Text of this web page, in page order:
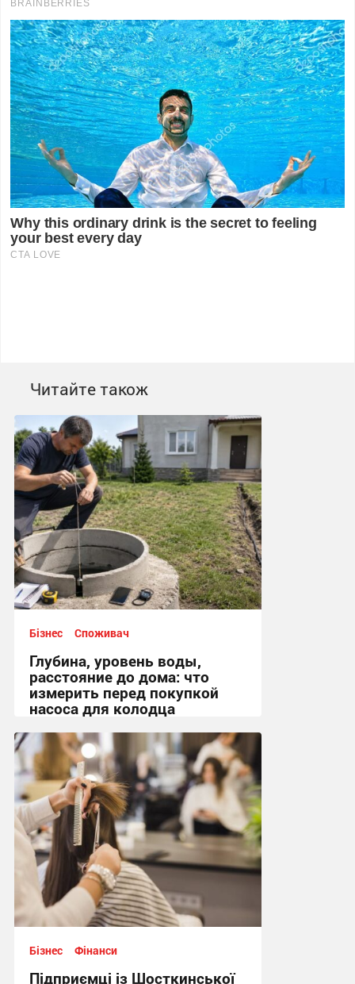
Читайте також
Бізнес Споживач
Глубина, уровень воды,
расстояние до дома: что
измерить перед покупкой
насоса для колодца
09:39, 22.07.2026
Бізнес Фінанси
Підприємці із Шосткинської